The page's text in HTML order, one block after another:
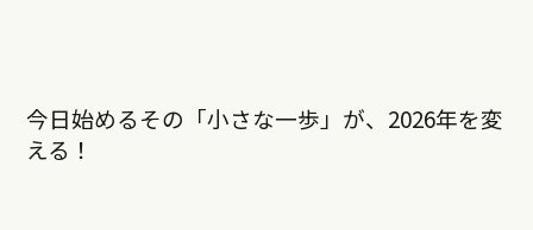
今日始めるその「小さな一歩」が、2026年を変
える！